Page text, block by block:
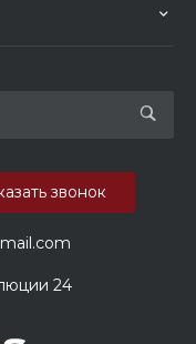
24
звонок